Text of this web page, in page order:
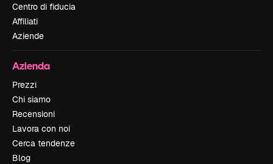
Centro di fiducia
Affiliati
Aziende
Azienda
Prezzi
Chi siamo
Recensioni
Lavora con noi
Cerca tendenze
Blog